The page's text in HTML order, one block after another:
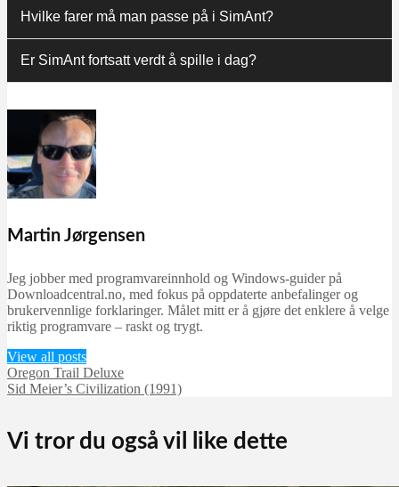
Hvilke farer må man passe på i SimAnt?
Er SimAnt fortsatt verdt å spille i dag?
Martin Jørgensen
Jeg jobber med programvareinnhold og Windows-guider på
Downloadcentral.no, med fokus på oppdaterte anbefalinger og
brukervennlige forklaringer. Målet mitt er å gjøre det enklere å velge
riktig programvare – raskt og trygt.
View all posts
Oregon Trail Deluxe
Sid Meier’s Civilization (1991)
Vi tror du også vil like dette